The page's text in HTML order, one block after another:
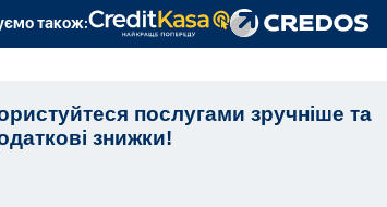
також:
послугами зручніше та
знижки!